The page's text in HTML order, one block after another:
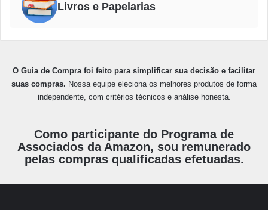
Livros e Papelarias
O Guia de Compra foi feito para simplificar sua decisão e facilitar
suas compras. Nossa equipe eleciona os melhores produtos de forma
independente, com critérios técnicos e análise honesta.
Como participante do Programa de
Associados da Amazon, sou remunerado
pelas compras qualificadas efetuadas.